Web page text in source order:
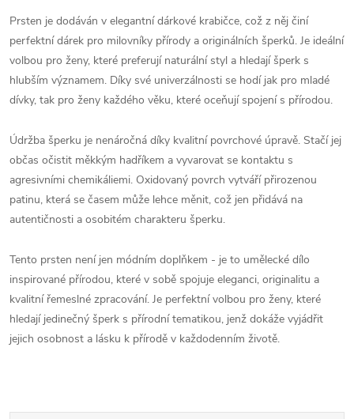
Prsten je dodáván v elegantní dárkové krabičce, což z něj činí
perfektní dárek pro milovníky přírody a originálních šperků. Je ideální
volbou pro ženy, které preferují naturální styl a hledají šperk s
hlubším významem. Díky své univerzálnosti se hodí jak pro mladé
dívky, tak pro ženy každého věku, které oceňují spojení s přírodou.
Údržba šperku je nenáročná díky kvalitní povrchové úpravě. Stačí jej
občas očistit měkkým hadříkem a vyvarovat se kontaktu s
agresivními chemikáliemi. Oxidovaný povrch vytváří přirozenou
patinu, která se časem může lehce měnit, což jen přidává na
autentičnosti a osobitém charakteru šperku.
Tento prsten není jen módním doplňkem - je to umělecké dílo
inspirované přírodou, které v sobě spojuje eleganci, originalitu a
kvalitní řemeslné zpracování. Je perfektní volbou pro ženy, které
hledají jedinečný šperk s přírodní tematikou, jenž dokáže vyjádřit
jejich osobnost a lásku k přírodě v každodenním životě.